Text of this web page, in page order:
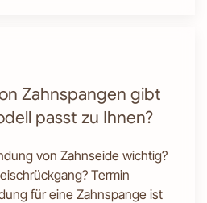
Zahnspangen gibt
passt zu Ihnen?
von Zahnseide wichtig?
Termin
für eine Zahnspange ist